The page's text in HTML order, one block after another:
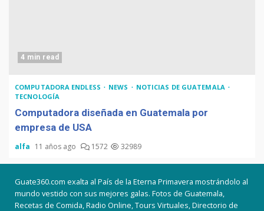
4 min read
COMPUTADORA ENDLESS NEWS
NOTICIAS DE GUATEMALA
TECNOLOGÍA
Computadora diseñada en Guatemala por
empresa de USA
alfa 11 años ago 1572 32989
Guate360.com exalta al País de la Eterna Primavera mostrándolo al
mundo vestido con sus mejores galas. Fotos de Guatemala,
Recetas de Comida, Radio Online, Tours Virtuales, Directorio de